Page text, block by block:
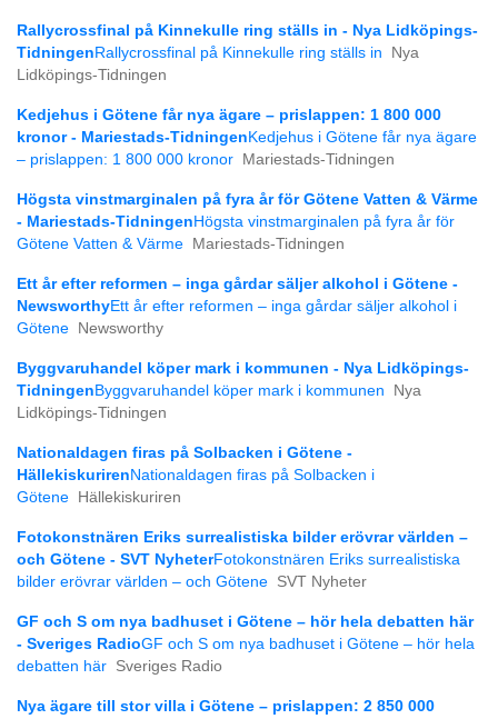
Rallycrossfinal på Kinnekulle ring ställs in - Nya Lidköpings-
Tidningen Rallycrossfinal på Kinnekulle ring ställs in
Nya
Lidköpings-Tidningen
Kedjehus i Götene får nya ägare – prislappen: 1 800 000
kronor - Mariestads-Tidningen Kedjehus i Götene får nya ägare
– prislappen: 1 800 000 kronor
Mariestads-Tidningen
Högsta vinstmarginalen på fyra år för Götene Vatten & Värme
- Mariestads-Tidningen Högsta vinstmarginalen på fyra år för
Götene Vatten & Värme
Mariestads-Tidningen
Ett år efter reformen – inga gårdar säljer alkohol i Götene -
NewsworthyEtt år efter reformen – inga gårdar säljer alkohol i
Götene
Newsworthy
Byggvaruhandel köper mark i kommunen - Nya Lidköpings-
Tidningen Byggvaruhandel köper mark i kommunen
Nya
Lidköpings-Tidningen
Nationaldagen firas på Solbacken i Götene -
Hällekiskuriren Nationaldagen firas på Solbacken i
Götene
Hällekiskuriren
Fotokonstnären Eriks surrealistiska bilder erövrar världen –
och Götene - SVT NyheterFotokonstnären Eriks surrealistiska
bilder erövrar världen – och Götene SVT Nyheter
GF och S om nya badhuset i Götene – hör hela debatten här
- Sveriges RadioGF och S om nya badhuset i Götene – hör hela
debatten här Sveriges Radio
Nya ägare till stor villa i Götene – prislappen: 2 850 000